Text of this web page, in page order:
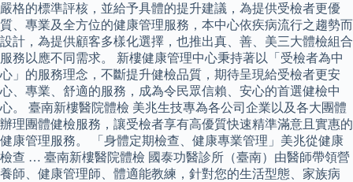
嚴格的標準評核，並給予具體的提升建議，為提供受檢者更優
質、專業及全方位的健康管理服務，本中心依疾病流行之趨勢而
設計，為提供顧客多樣化選擇，也推出真、善、美三大體檢組合
服務以應不同需求。 新樓健康管理中心秉持著以「受檢者為中
心」的服務理念，不斷提升健檢品質，期待呈現給受檢者更安
心、專業、舒適的服務，成為令民眾信賴、安心的首選健檢中
心。 臺南新樓醫院體檢 美兆生技專為各公司企業以及各大團體
辦理團體健檢服務，讓受檢者享有高優質快速精準滿意且實惠的
健康管理服務。 「身體定期檢查、健康專業管理」美兆從健康
檢查 … 臺南新樓醫院體檢 國泰功醫診所（臺南）由醫師帶領營
養師、健康管理師、體適能教練，針對您的生活型態、家族病